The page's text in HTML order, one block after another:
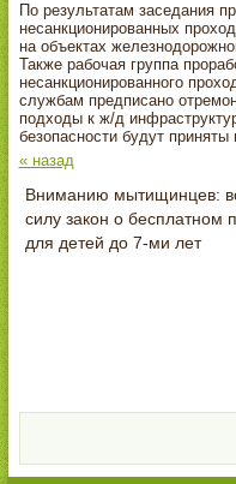
По результатам заседания
несанкционированных
на объектах
Также рабочая группа
несанкционированного
службам предписано
подходы к ж/д
безопасности будут
« назад
Вниманию мытищинцев:
силу закон о бесплатном
для детей до 7‑ми лет